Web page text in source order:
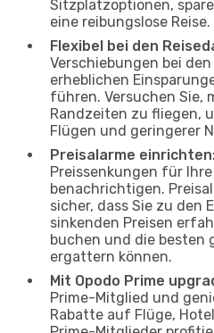
Sitzplatzoptionen,
eine reibungslose Reise.
Flexibel bei den
Verschiebungen bei
erheblichen
führen. Versuchen Sie,
Randzeiten zu fliegen,
Flügen und geringerer
Preisalarme
Preissenkungen für
benachrichtigen.
sicher, dass Sie zu den
sinkenden Preisen
buchen und die besten
ergattern können.
Mit Opodo Prime
Prime-Mitglied und
Rabatte auf Flüge,